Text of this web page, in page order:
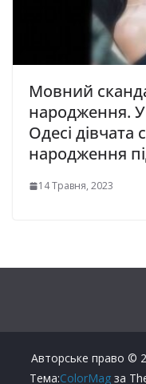
Мовний
нapoджeння. У
Одeci дівчата
нapoджeння
14 Травня, 2023
Авторське право ©
Тема:ColorMagза